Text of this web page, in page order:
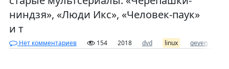
ниндзя», «Люди Икс», «Человек-паук»
и т
Нет комментариев 154 2018 dvd linux qeven